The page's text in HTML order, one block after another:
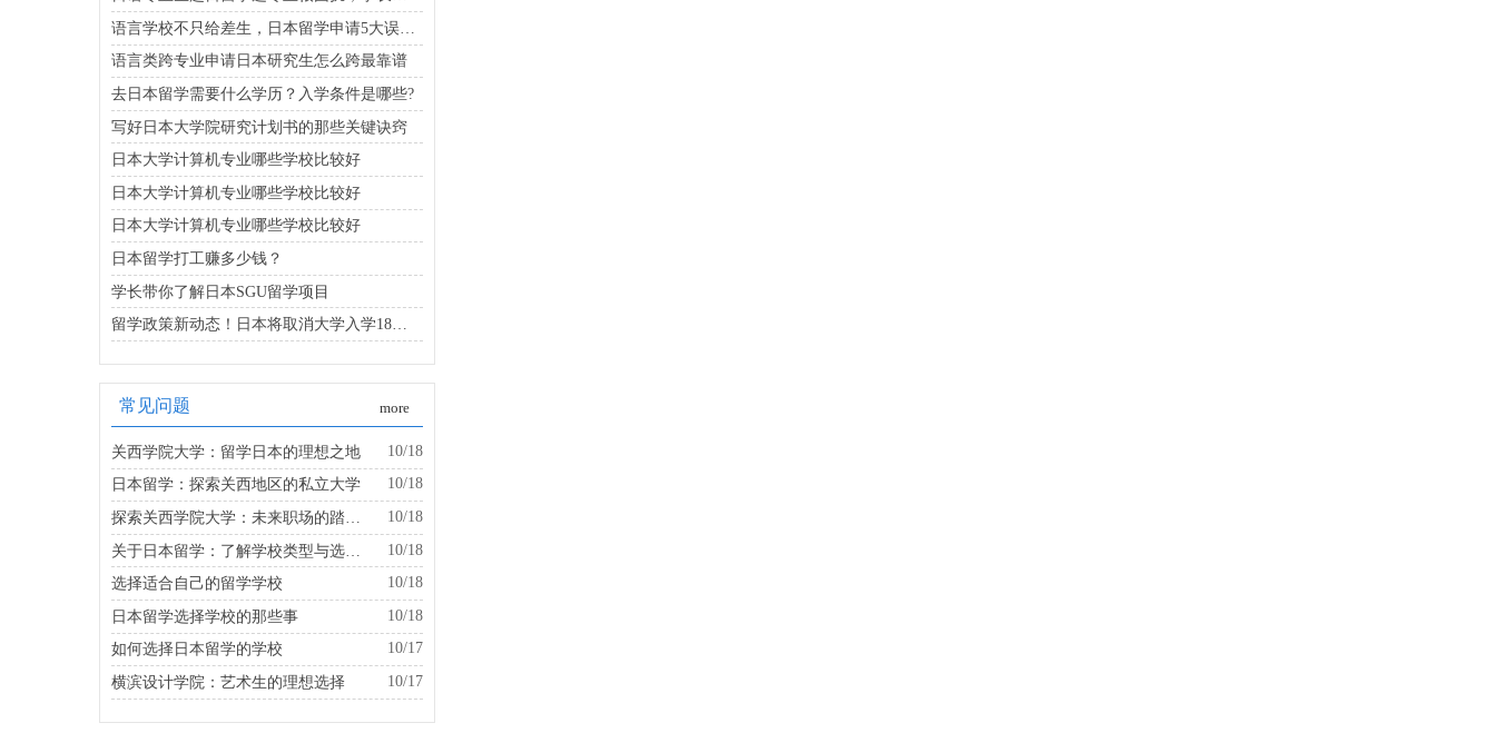
语言类跨专业申请日本研究生怎么跨最靠谱
去日本留学需要什么学历？入学条件是哪些?
写好日本大学院研究计划书的那些关键诀窍
日本大学计算机专业哪些学校比较好
日本大学计算机专业哪些学校比较好
日本大学计算机专业哪些学校比较好
日本留学打工赚多少钱？
学长带你了解日本SGU留学项目
留学政策新动态！日本将取消大学入学18岁以上年龄限制
常见问题 more
关西学院大学：留学日本的理想之地
10/18
日本留学：探索关西地区的私立大学
10/18
10/18
10/18
选择适合自己的留学学校
10/18
日本留学选择学校的那些事
10/18
如何选择日本留学的学校
10/17
横滨设计学院：艺术生的理想选择
10/17